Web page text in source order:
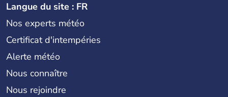
Langue du site : FR
Nos experts météo
Certificat d'intempéries
Alerte météo
Nous connaître
Nous rejoindre